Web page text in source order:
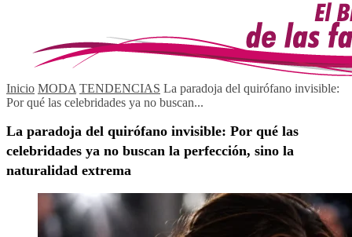
Inicio MODA TENDENCIAS La paradoja del quirófano invisible:
Por qué las celebridades ya no buscan...
La paradoja del quirófano invisible: Por qué las
celebridades ya no buscan la perfección, sino la
naturalidad extrema